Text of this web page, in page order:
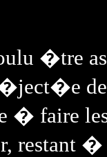
�tre
de
� faire
restant �